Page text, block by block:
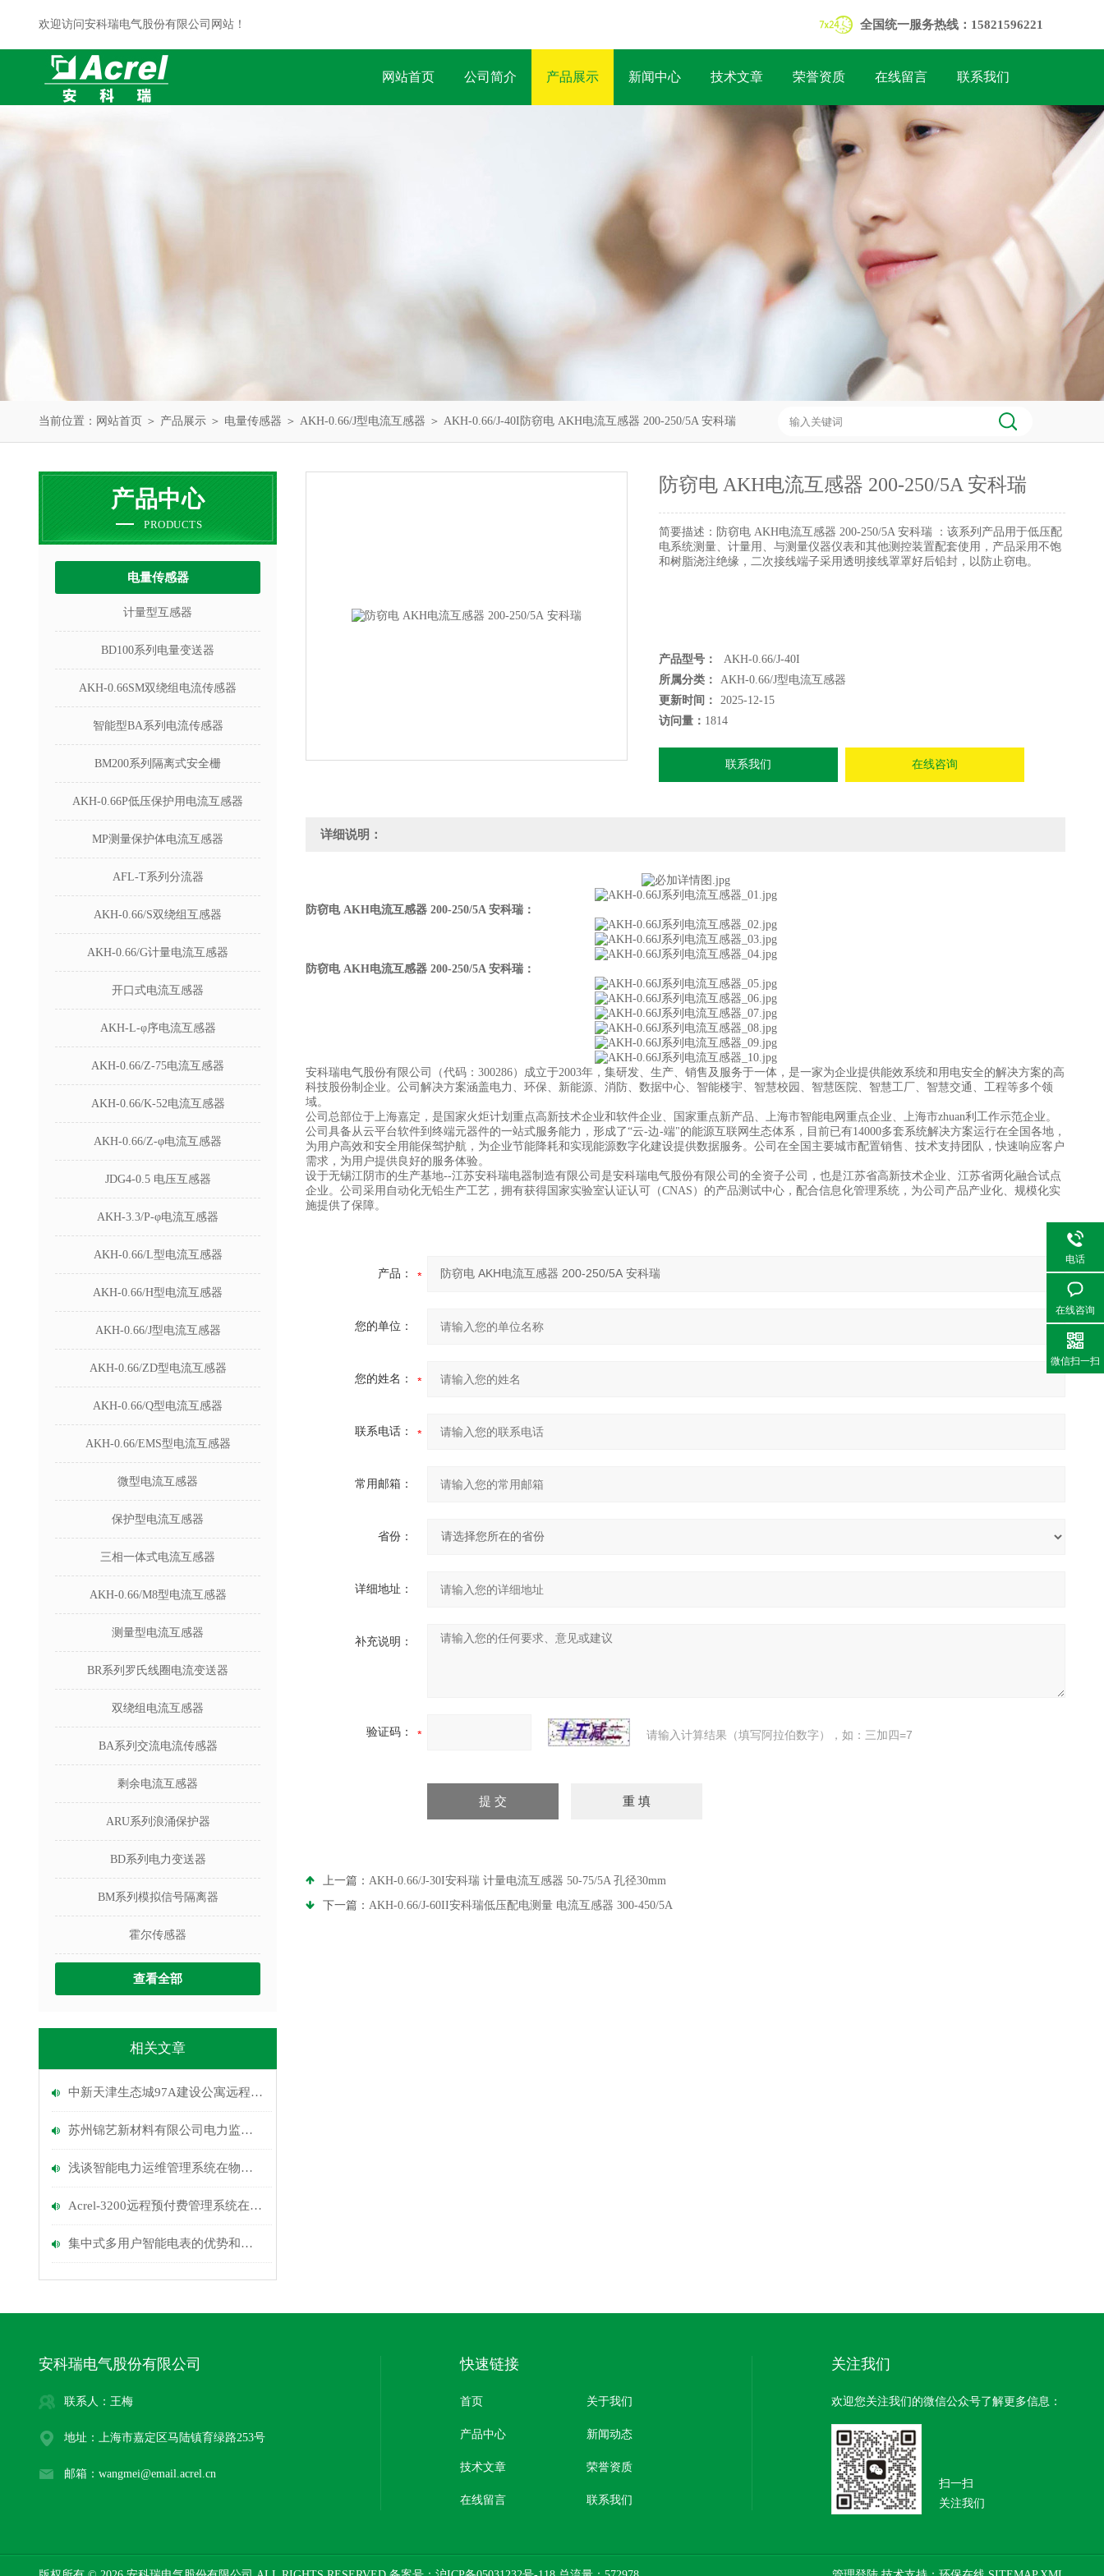
欢迎访问安科瑞电气股份有限公司网站！ 全国统一服务热线：15821596221
网站首页 公司简介 产品展示 新闻中心 技术文章 荣誉资质 在线留言 联系我们
当前位置： 网站首页 ＞ 产品展示 ＞ 电量传感器 ＞ AKH-0.66/J型电流互感器 ＞ AKH-0.66/J-40I防窃电 AKH电流互感器 200-250/5A 安科瑞
产品中心
PRODUCTS
电量传感器
计量型互感器
BD100系列电量变送器
AKH-0.66SM双绕组电流传感器
智能型BA系列电流传感器
BM200系列隔离式安全栅
AKH-0.66P低压保护用电流互感器
MP测量保护体电流互感器
AFL-T系列分流器
AKH-0.66/S双绕组互感器
AKH-0.66/G计量电流互感器
开口式电流互感器
AKH-L-φ序电流互感器
AKH-0.66/Z-75电流互感器
AKH-0.66/K-52电流互感器
AKH-0.66/Z-φ电流互感器
JDG4-0.5 电压互感器
AKH-3.3/P-φ电流互感器
AKH-0.66/L型电流互感器
AKH-0.66/H型电流互感器
AKH-0.66/J型电流互感器
AKH-0.66/ZD型电流互感器
AKH-0.66/Q型电流互感器
AKH-0.66/EMS型电流互感器
微型电流互感器
保护型电流互感器
三相一体式电流互感器
AKH-0.66/M8型电流互感器
测量型电流互感器
BR系列罗氏线圈电流变送器
双绕组电流互感器
BA系列交流电流传感器
剩余电流互感器
ARU系列浪涌保护器
BD系列电力变送器
BM系列模拟信号隔离器
霍尔传感器
查看全部
相关文章
中新天津生态城97A建设公寓远程预付费系统
苏州锦艺新材料有限公司电力监控系统的设计和应用
浅谈智能电力运维管理系统在物业小区的应用
Acrel-3200远程预付费管理系统在遵义奥特莱斯城市广场的应用
集中式多用户智能电表的优势和应用
防窃电 AKH电流互感器 200-250/5A 安科瑞
简要描述： 防窃电 AKH电流互感器 200-250/5A 安科瑞 ：该系列产品用于低压配
电系统测量、计量用、与测量仪器仪表和其他测控装置配套使用，产品采用不饱
和树脂浇注绝缘，二次接线端子采用透明接线罩罩好后铅封，以防止窃电。
产品型号：
AKH-0.66/J-40I
所属分类：
AKH-0.66/J型电流互感器
更新时间：
2025-12-15
访问量： 1814
联系我们 在线咨询
详细说明：
防窃电 AKH电流互感器 200-250/5A 安科瑞 ：
防窃电 AKH电流互感器 200-250/5A 安科瑞 ：
安科瑞电气股份有限公司（代码：300286）成立于2003年，集研发、生产、销售及服务于一体，是一家为企业提供能效系统和用电安全的解决方案的高
科技股份制企业。公司解决方案涵盖电力、环保、新能源、消防、数据中心、智能楼宇、智慧校园、智慧医院、智慧工厂、智慧交通、工程等多个领
域。
公司总部位于上海嘉定，是国家火炬计划重点高新技术企业和软件企业、国家重点新产品、上海市智能电网重点企业、上海市zhuan利工作示范企业。
公司具备从云平台软件到终端元器件的一站式服务能力，形成了“云-边-端"的能源互联网生态体系，目前已有14000多套系统解决方案运行在全国各地，
为用户高效和安全用能保驾护航，为企业节能降耗和实现能源数字化建设提供数据服务。公司在全国主要城市配置销售、技术支持团队，快速响应客户
需求，为用户提供良好的服务体验。
设于无锡江阴市的生产基地--江苏安科瑞电器制造有限公司是安科瑞电气股份有限公司的全资子公司，也是江苏省高新技术企业、江苏省两化融合试点
企业。公司采用自动化无铅生产工艺，拥有获得国家实验室认证认可（CNAS）的产品测试中心，配合信息化管理系统，为公司产品产业化、规模化实
施提供了保障。
产品：
您的单位：
您的姓名：
联系电话：
常用邮箱：
省份：
详细地址：
补充说明：
验证码： 请输入计算结果（填写阿拉伯数字），如：三加四=7
上一篇： AKH-0.66/J-30I安科瑞 计量电流互感器 50-75/5A 孔径30mm
下一篇： AKH-0.66/J-60II安科瑞低压配电测量 电流互感器 300-450/5A
安科瑞电气股份有限公司
联系人：王梅
地址：上海市嘉定区马陆镇育绿路253号
邮箱：wangmei@email.acrel.cn
快速链接
首页 关于我们
产品中心 新闻动态
技术文章 荣誉资质
在线留言 联系我们
关注我们
欢迎您关注我们的微信公众号了解更多信息：
扫一扫
关注我们
电话
在线咨询
微信扫一扫